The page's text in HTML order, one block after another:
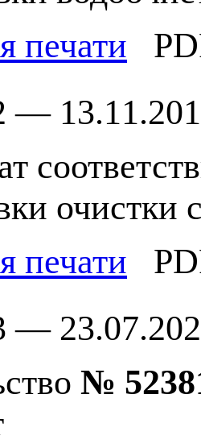
печати
—
печати
—
№